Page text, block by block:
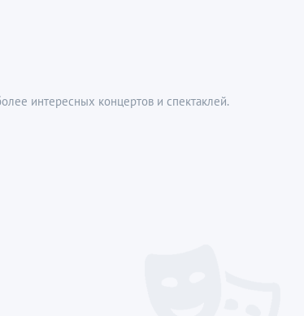
интересных концертов и спектаклей.